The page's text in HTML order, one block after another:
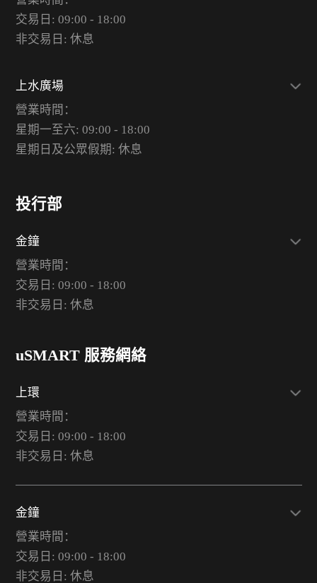
交易日: 09:00 - 18:00
非交易日: 休息
上水廣場
營業時間：
星期一至六: 09:00 - 18:00
星期日及公眾假期: 休息
投行部
金鐘
營業時間：
交易日: 09:00 - 18:00
非交易日: 休息
uSMART 服務網絡
上環
營業時間：
交易日: 09:00 - 18:00
非交易日: 休息
金鐘
營業時間：
交易日: 09:00 - 18:00
非交易日: 休息